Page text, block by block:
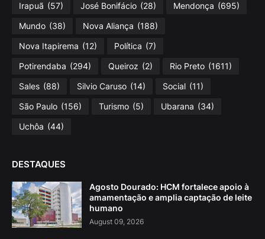
Irapuã (57) José Bonifácio (28) Mendonça (695)
Mundo (38) Nova Aliança (188)
Nova Itapirema (12) Política (7)
Potirendaba (294) Queiroz (2) Rio Preto (1611)
Sales (88) Silvio Caruso (14) Social (11)
São Paulo (156) Turismo (5) Ubarana (34)
Uchôa (44)
DESTAQUES
Agosto Dourado: HCM fortalece apoio à
amamentação e amplia captação de leite
humano
August 09, 2026